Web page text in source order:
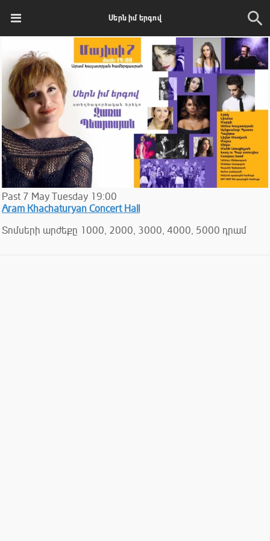
Սերն իմ երգով
Past 7 May Tuesday 19:00
Aram Khachaturyan Concert Hall
Տոմսերի արժեքը 1000, 2000, 3000, 4000, 5000 դրամ